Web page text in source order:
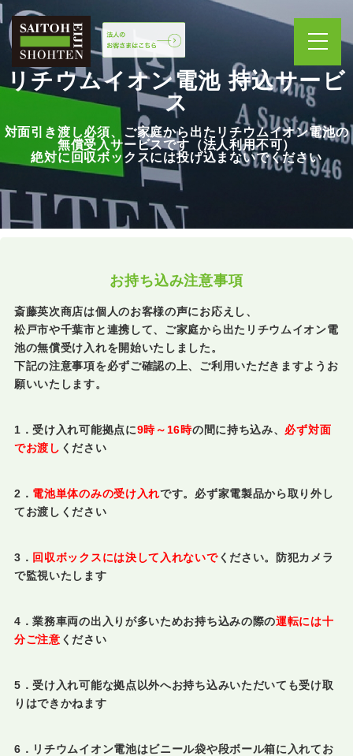
リチウムイオン電池 持込サービ
ス
対面引き渡し必須、ご家庭から出たリチウムイオン電池の
無償受入サービスです（法人利用不可）
絶対に回収ボックスには投げ込まないでください
お持ち込み注意事項
斎藤英次商店は個人のお客様の声にお応えし、
松戸市や千葉市と連携して、ご家庭から出たリチウムイオン電
池の無償受け入れを開始いたしました。
下記の注意事項を必ずご確認の上、ご利用いただきますようお
願いいたします。
1．受け入れ可能拠点に9時～16時の間に持ち込み、 必ず対面
でお渡し ください
2． 電池単体のみの受け入れです。必ず家電製品から取り外し
てお渡しください
3． 回収ボックスには決して入れないでください。防犯カメラ
で監視いたします
4．業務車両の出入りが多いためお持ち込みの際の運転には十
分ご注意 ください
5．受け入れ可能な拠点以外へお持ち込みいただいても受け取
りはできかねます
6．リチウムイオン電池はビニール袋や段ボール箱に入れてお